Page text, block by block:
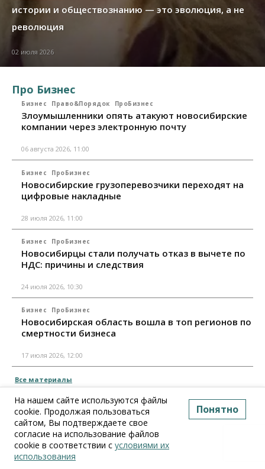
истории и обществознанию — это эволюция, а не
революция
02 июля 2026
Про Бизнес
Бизнес Право&Порядок ПроБизнес
Злоумышленники опять атакуют новосибирские
компании через электронную почту
06 августа 2026, 11:00
Бизнес ПроБизнес
Новосибирские грузоперевозчики переходят на
цифровые накладные
28 июля 2026, 11:00
Бизнес ПроБизнес
Новосибирцы стали получать отказ в вычете по
НДС: причины и следствия
24 июля 2026, 10:30
Бизнес ПроБизнес
Новосибирская область вошла в топ регионов по
смертности бизнеса
17 июля 2026, 12:00
Все материалы
На нашем сайте используются файлы
cookie. Продолжая пользоваться
сайтом, Вы подтверждаете свое
согласие на использование файлов
cookie в соответствии с условиями их
использования
Понятно